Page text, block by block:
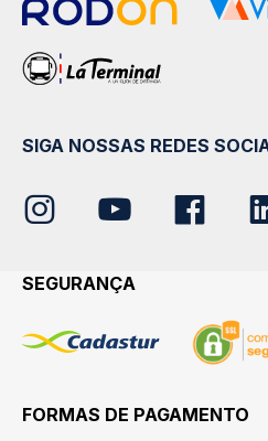
SIGA NOSSAS REDES
SEGURANÇA
FORMAS DE PAGAMENTO